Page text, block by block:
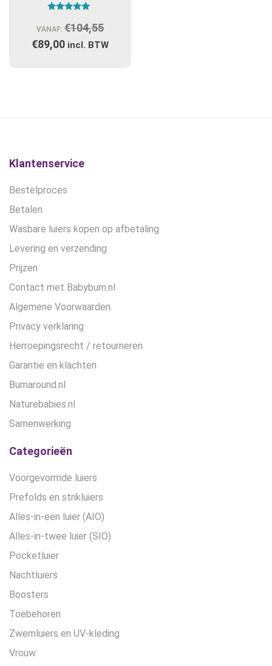
5.00
uit 5
VANAF: €104,55Oorspronkelijke
prijs
€89,00Huidige
incl. BTW
Klantenservice
Bestelproces
Betalen
Wasbare luiers kopen op afbetaling
Levering en verzending
Prijzen
Contact met Babybum.nl
Algemene Voorwaarden
Privacy verklaring
Herroepingsrecht / retourneren
Garantie en klachten
Bumaround.nl
Naturebabies.nl
Samenwerking
Categorieën
Voorgevormde luiers
Prefolds en strikluiers
Alles-in-een luier (AIO)
Alles-in-twee luier (SIO)
Pocketluier
Nachtluiers
Boosters
Toebehoren
Zwemluiers en UV-kleding
Vrouw